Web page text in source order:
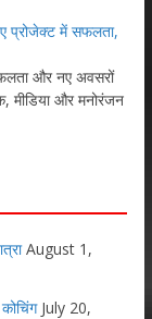
प्रोजेक्ट में सफलता,
और नए अवसरों
मीडिया और मनोरंजन
August 1,
July 20,